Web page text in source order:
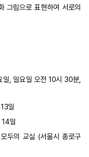
그림으로 표현하여 서로의
, 일요일 오전 10시 30분,
일
일
두의 교실 (서울시 종로구